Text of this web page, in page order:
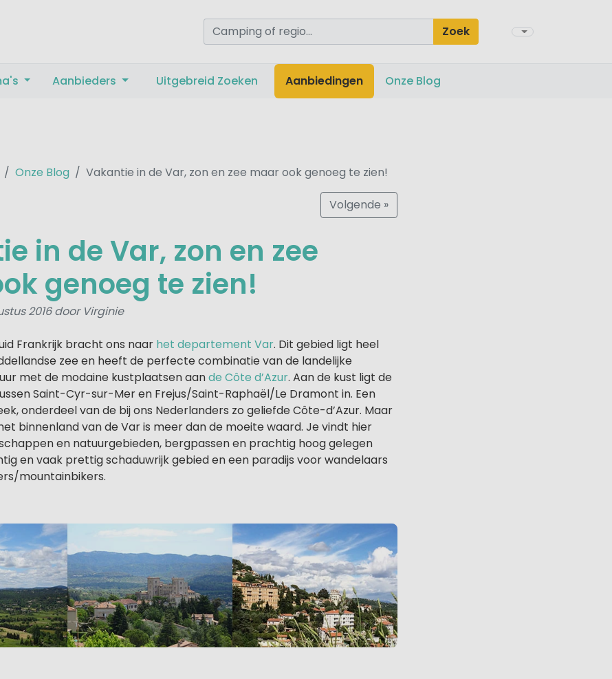
Zoek
Aanbieders Uitgebreid Zoeken Aanbiedingen Onze Blog
Onze Blog Vakantie in de Var, zon en zee maar ook genoeg te zien!
Volgende »
in de Var, zon en zee
genoeg te zien!
2016 door Virginie
Frankrijk bracht ons naar het departement Var. Dit gebied ligt heel
zee en heeft de perfecte combinatie van de landelijke
met de modaine kustplaatsen aande Côte d’Azur. Aan de kust ligt de
Saint-Cyr-sur-Mer en Frejus/Saint-Raphaël/Le Dramont in. Een
onderdeel van de bij ons Nederlanders zo geliefde Côte-d’Azur. Maar
binnenland van de Var is meer dan de moeite waard. Je vindt hier
en natuurgebieden, bergpassen en prachtig hoog gelegen
en vaak prettig schaduwrijk gebied en een paradijs voor wandelaars
mountainbikers.